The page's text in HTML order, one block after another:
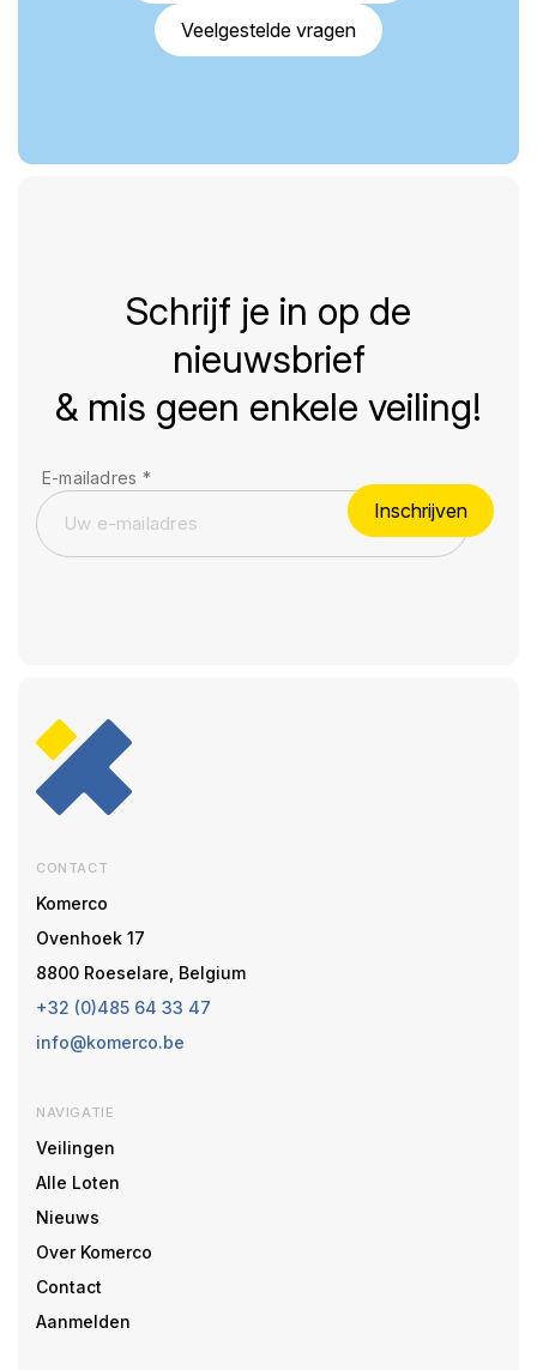
Veelgestelde vragen
Schrijf je in op de
nieuwsbrief
& mis geen enkele veiling!
E-mailadres *
Inschrijven
CONTACT
Komerco
Ovenhoek 17
8800 Roeselare, Belgium
+32 (0)485 64 33 47
info@komerco.be
NAVIGATIE
Veilingen
Alle Loten
Nieuws
Over Komerco
Contact
Aanmelden